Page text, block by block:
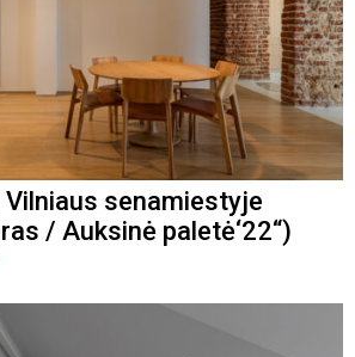
senamiestyje
/ Auksinė paletė‘22“)